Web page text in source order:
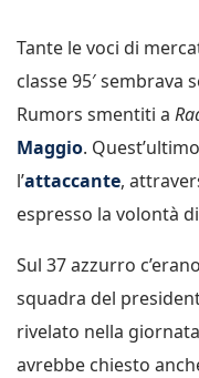
Tante le voci di
classe 95′ sembrava
Rumors smentiti a
Maggio.
l’attaccante,
espresso la volontà di
Sul 37 azzurro
squadra del
rivelato nella
avrebbe chiesto